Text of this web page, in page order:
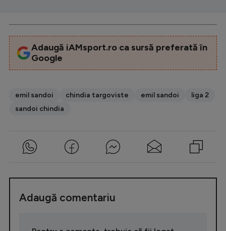
Adaugă iAMsport.ro ca sursă preferată în
Google
emil sandoi chindia targoviste emil sandoi
liga 2
sandoi chindia
Adaugă comentariu